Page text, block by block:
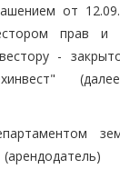
от
прав и
-